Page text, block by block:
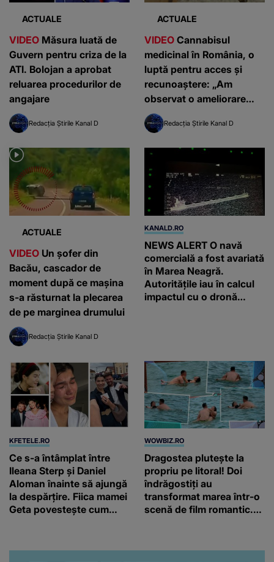
ACTUALE
VIDEO Măsura luată de
Guvern pentru criza de la
ATI. Bolojan a aprobat
reluarea procedurilor de
angajare
Redacția Știrile Kanal D
ACTUALE
VIDEO Cannabisul
medicinal în România, o
luptă pentru acces și
recunoaștere: „Am
observat o ameliorare
semnificativă”
Redacția Știrile Kanal D
ACTUALE
VIDEO Un șofer din
Bacău, cascador de
moment după ce mașina
s-a răsturnat la plecarea
de pe marginea drumului
Redacția Știrile Kanal D
KANALD.RO
NEWS ALERT O navă
comercială a fost avariată
în Marea Neagră.
Autoritățile iau în calcul
impactul cu o dronă
KFETELE.RO
Ce s-a întâmplat între
Ileana Sterp și Daniel
Aloman înainte să ajungă
la despărțire. Fiica mamei
Geta povestește cum
denigrez.”
WOWBIZ.RO
Dragostea plutește la
propriu pe litoral! Doi
îndrăgostiți au
transformat marea într-o
scenă de film romantic.